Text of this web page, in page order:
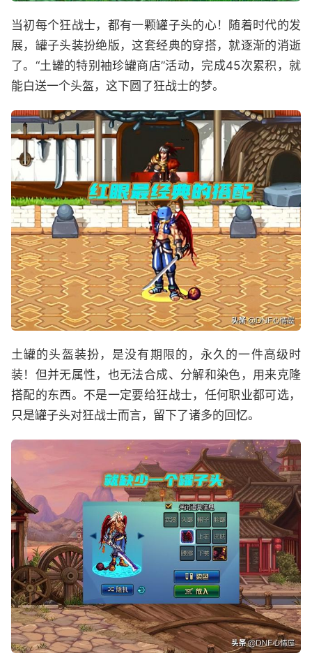
当初每个狂战士，都有一颗罐子头的心！随着时代的发
展，罐子头装扮绝版，这套经典的穿搭，就逐渐的消逝
了。“土罐的特别袖珍罐商店”活动，完成45次累积，就
能白送一个头盔，这下圆了狂战士的梦。
土罐的头盔装扮，是没有期限的，永久的一件高级时
装！但并无属性，也无法合成、分解和染色，用来克隆
搭配的东西。不是一定要给狂战士，任何职业都可选，
只是罐子头对狂战士而言，留下了诸多的回忆。